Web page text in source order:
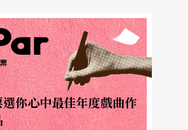
你心中最佳年度戲曲作